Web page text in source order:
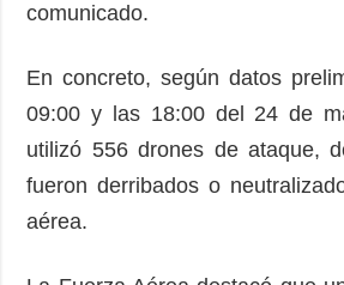
comunicado.
En concreto, según datos
09:00 y las 18:00 del 24 de
utilizó 556 drones de ataque,
fueron derribados o
aérea.